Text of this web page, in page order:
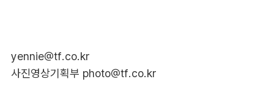
yennie@tf.co.kr
사진영상기획부 photo@tf.co.kr